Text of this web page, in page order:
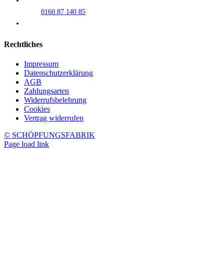
0160 87 140 85
Rechtliches
Impressum
Datenschutzerklärung
AGB
Zahlungsarten
Widerrufsbelehrung
Cookies
Vertrag widerrufen
© SCHÖPFUNGSFABRIK
Page load link